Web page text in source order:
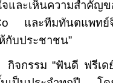
จและเห็นความสำคั
และทีมทันตแพทย์
กับประชาชน”
กิจกรรม “ฟันดี ฟรีเด